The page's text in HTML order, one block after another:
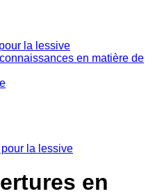
la lessive
en matière de
la lessive
en